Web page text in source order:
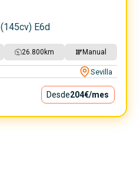
E6d
26.800 km Manual
Sevilla
Desde204€/mes